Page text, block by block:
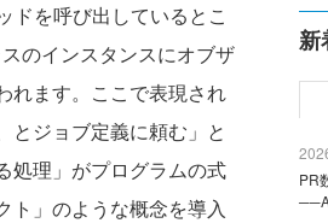
ドを呼び出しているとこ
のインスタンスにオブザ
れます。ここで表現され
とジョブ定義に頼む」と
処理」がプログラムの式
ト」のような概念を導入
新
PR